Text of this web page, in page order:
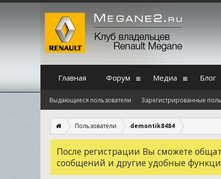
Пользователи demontik8484
После регистрации Вы сможете
сообщений и другие удобные
Главная Форум Медиа Блог
Выдающиеся пользователи Зарегистрированные